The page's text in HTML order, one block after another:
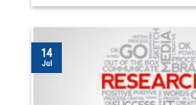
14
Jul